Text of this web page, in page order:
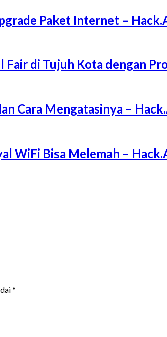
Paket Internet –
di Tujuh Kota dengan
Cara Mengatasinya –
WiFi Bisa Melemah –
*